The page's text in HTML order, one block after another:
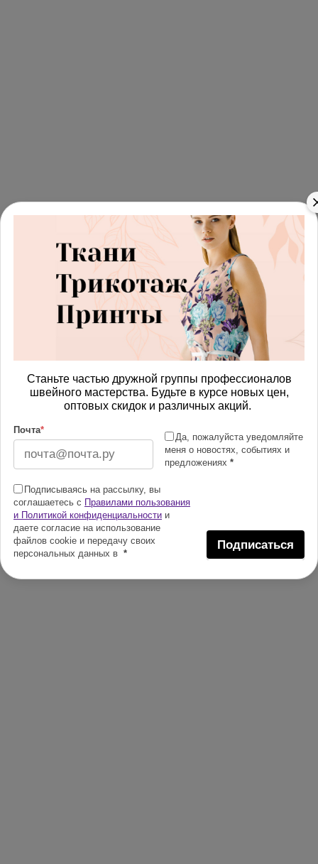
Станьте частью дружной группы профессионалов
швейного мастерства. Будьте в курсе новых цен,
оптовых скидок и различных акций.
Почта*
Да, пожалуйста уведомляйте
меня о новостях, событиях и
предложениях *
Подписываясь на рассылку, вы
соглашаетесь с Правилами пользования
и Политикой конфиденциальности и
даете согласие на использование
файлов cookie и передачу своих
персональных данных в *
Подписаться